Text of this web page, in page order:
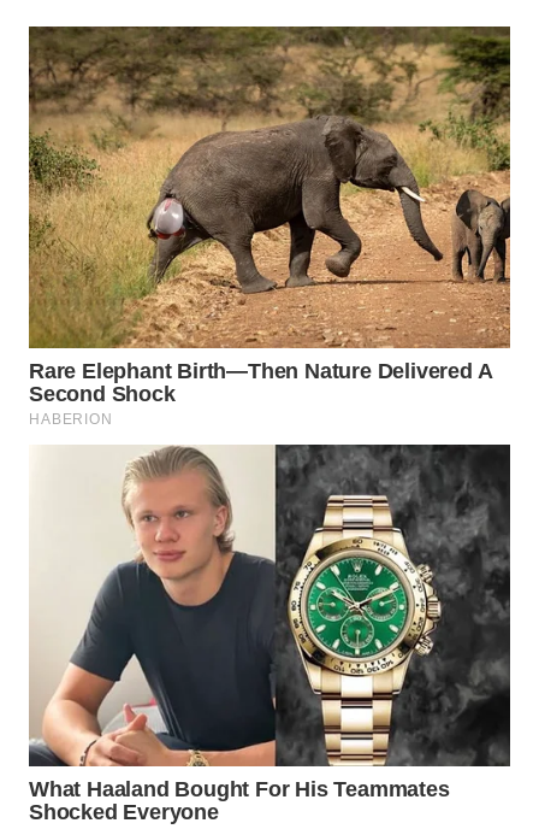
WN
NATUNA
WN
BINTAN
WN
MANDALIKA
WN
LIKUPANG
WN
LABUANBAJO
WAHANA
NEWS
WAHANA
TANI